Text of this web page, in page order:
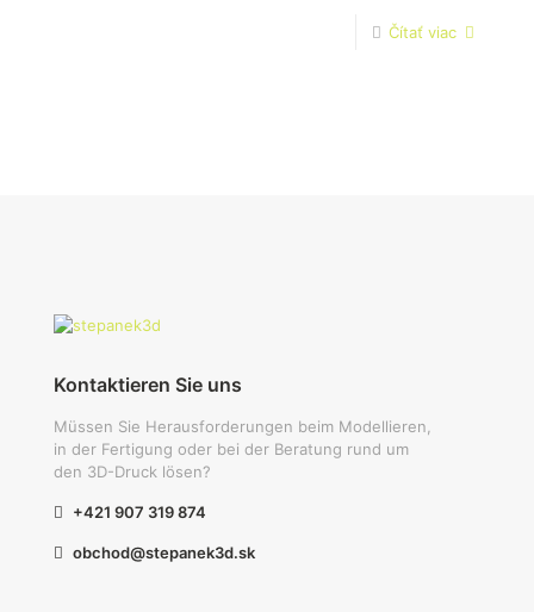
Čítať viac
Kontaktieren Sie uns
Müssen Sie Herausforderungen beim Modellieren,
in der Fertigung oder bei der Beratung rund um
den 3D-Druck lösen?
+421 907 319 874
obchod@stepanek3d.sk